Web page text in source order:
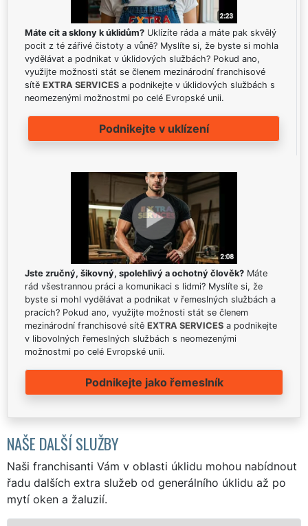
Máte cit a sklony k úklidům? Uklízíte ráda a máte pak skvělý
pocit z té zářivé čistoty a vůně? Myslíte si, že byste si mohla
vydělávat a podnikat v úklidových službách? Pokud ano,
využijte možnosti stát se členem mezinárodní franchisové
sítě EXTRA SERVICES a podnikejte v úklidových službách s
neomezenými možnostmi po celé Evropské unii.
Podnikejte v uklízení
Jste zručný, šikovný, spolehlivý a ochotný člověk? Máte
rád všestrannou práci a komunikaci s lidmi? Myslíte si, že
byste si mohl vydělávat a podnikat v řemeslných službách a
pracích? Pokud ano, využijte možnosti stát se členem
mezinárodní franchisové sítě EXTRA SERVICES a podnikejte
v libovolných řemeslných službách s neomezenými
možnostmi po celé Evropské unii.
Podnikejte jako řemeslník
NAŠE DALŠÍ SLUŽBY
Naši franchisanti Vám v oblasti úklidu mohou nabídnout
řadu dalších extra služeb od generálního úklidu až po
mytí oken a žaluzií.